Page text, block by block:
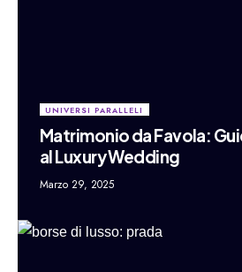
UNIVERSI PARALLELI
Matrimonio da Favola:
al Luxury Wedding
Marzo 29, 2025